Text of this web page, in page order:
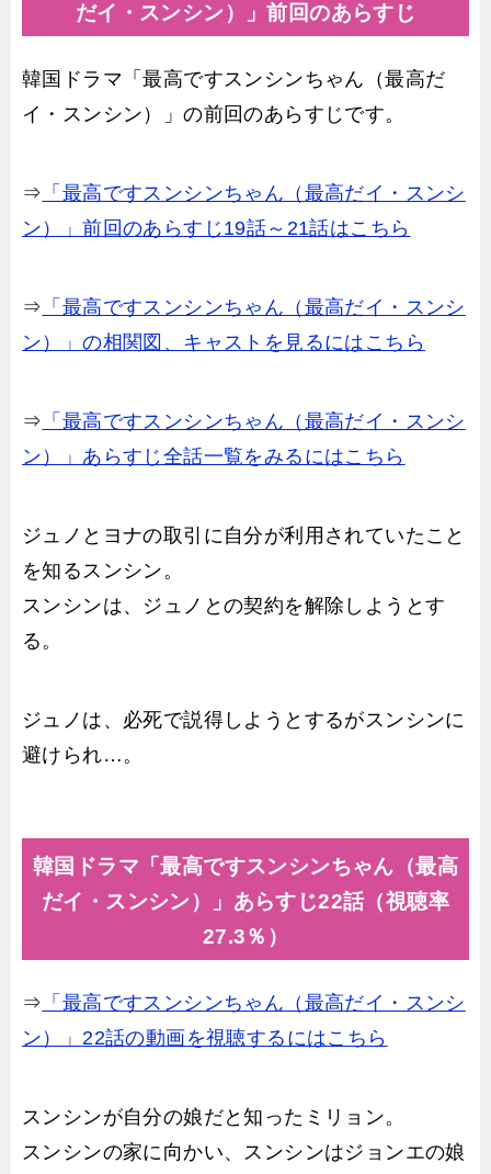
だイ・スンシン）」前回のあらすじ
韓国ドラマ「最高ですスンシンちゃん（最高だ
イ・スンシン）」の前回のあらすじです。
⇒ 「最高ですスンシンちゃん（最高だイ・スンシ
ン）」前回のあらすじ19話～21話はこちら
⇒ 「最高ですスンシンちゃん（最高だイ・スンシ
ン）」の相関図、キャストを見るにはこちら
⇒ 「最高ですスンシンちゃん（最高だイ・スンシ
ン）」あらすじ全話一覧をみるにはこちら
ジュノとヨナの取引に自分が利用されていたこと
を知るスンシン。
スンシンは、ジュノとの契約を解除しようとす
る。
ジュノは、必死で説得しようとするがスンシンに
避けられ…。
韓国ドラマ「最高ですスンシンちゃん（最高
だイ・スンシン）」あらすじ22話（視聴率
27.3％）
⇒ 「最高ですスンシンちゃん（最高だイ・スンシ
ン）」22話の動画を視聴するにはこちら
スンシンが自分の娘だと知ったミリョン。
スンシンの家に向かい、スンシンはジョンエの娘